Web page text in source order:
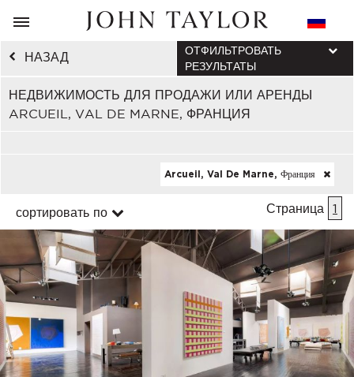
НАЗАД
НЕДВИЖИМОСТЬ ДЛЯ ПРОДАЖИ ИЛИ АРЕНДЫ
ARCUEIL, VAL DE MARNE, ФРАНЦИЯ
ОТФИЛЬТРОВАТЬ
РЕЗУЛЬТАТЫ
Arcueil, Val De Marne, Франция
сортировать по Страница 1